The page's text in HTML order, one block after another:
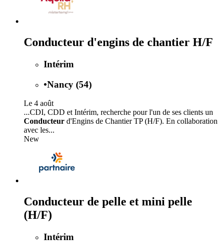
Conducteur d'engins de chantier H/F
Intérim
•Nancy (54)
Le 4 août
...CDI, CDD et Intérim, recherche pour l'un de ses clients un
Conducteur d'Engins de Chantier TP (H/F). En collaboration
avec les...
New
Conducteur de pelle et mini pelle
(H/F)
Intérim